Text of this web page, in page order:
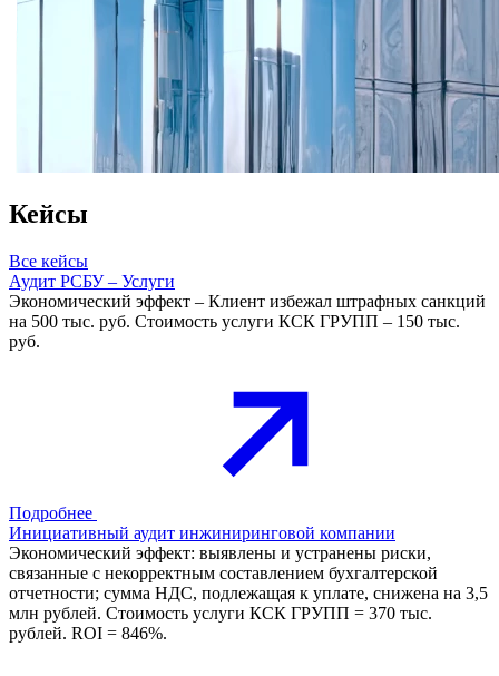
Кейсы
Все кейсы
Аудит РСБУ – Услуги
Экономический эффект – Клиент избежал штрафных санкций
на 500 тыс. руб. Стоимость услуги КСК ГРУПП – 150 тыс.
руб.
Подробнее
Инициативный аудит инжиниринговой компании
Экономический эффект: выявлены и устранены риски,
связанные с некорректным составлением бухгалтерской
отчетности; сумма НДС, подлежащая к уплате, снижена на 3,5
млн рублей. Стоимость услуги КСК ГРУПП = 370 тыс.
рублей. ROI = 846%.